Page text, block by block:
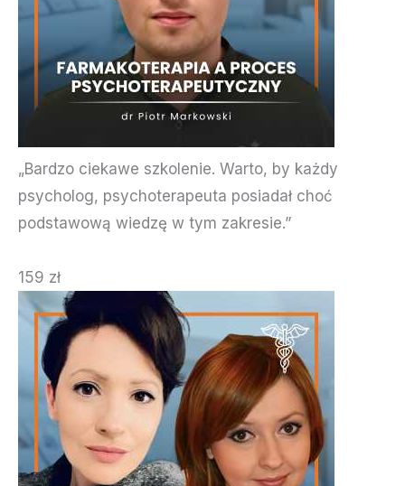
„Bardzo ciekawe szkolenie. Warto, by każdy
psycholog, psychoterapeuta posiadał choć
podstawową wiedzę w tym zakresie.”
159 zł